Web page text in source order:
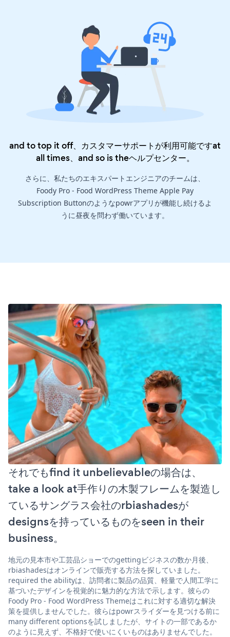
and to top it off、カスタマーサポートが利用可能ですat
all times、and so is theヘルプセンター。
さらに、私たちのエキスパートエンジニアのチームは、
Foody Pro - Food WordPress Theme Apple Pay
Subscription Buttonのようなpowrアプリが機能し続けるよ
うに昼夜を問わず働いています。
それでもfind it unbelievableの場合は、
take a look at手作りの木製フレームを製造し
ているサングラス会社のrbiashadesが
designsを持っているものをseen in their
business。
地元の見本市や工芸品ショーでのgettingビジネスの数か月後、
rbiashadesはオンラインで販売する方法を探していました。
required the abilityは、訪問者に製品の品質、軽量で人間工学に
基づいたデザインを視覚的に魅力的な方法で示します。彼らの
Foody Pro - Food WordPress Themeはこれに対する適切な解決
策を提供しませんでした。彼らはpowrスライダーを見つける前に
many different optionsを試しましたが、サイトの一部であるか
のように見えず、不格好で使いにくいものはありませんでした。